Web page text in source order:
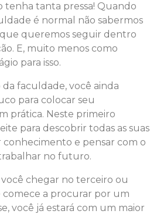
tenha tanta pressa! Quando
é normal não sabermos
queremos seguir dentro
E, muito menos como
para isso.
faculdade, você ainda
para colocar seu
prática. Neste primeiro
para descobrir todas as suas
conhecimento e pensar com o
no futuro.
você chegar no terceiro ou
a procurar por um
você já estará com um maior